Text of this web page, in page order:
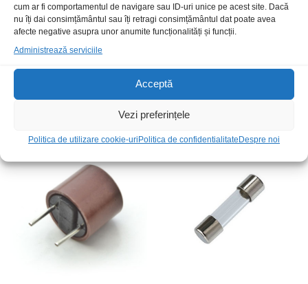
cum ar fi comportamentul de navigare sau ID-uri unice pe acest site. Dacă
nu îți dai consimțământul sau îți retragi consimțământul dat poate avea
afecte negative asupra unor anumite funcționalități și funcții.
Administrează serviciile
Acceptă
Vezi preferințele
Politica de utilizare cookie-uriPolitica de confidentialitateDespre noi
5,00
Soclu sig 5x20mm BE1Z3X